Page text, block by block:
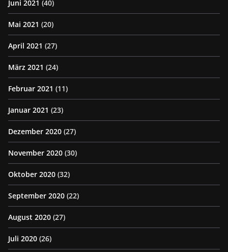
Juni 2021 (40)
Mai 2021 (20)
April 2021 (27)
März 2021 (24)
Februar 2021 (11)
Januar 2021 (23)
Dezember 2020 (27)
November 2020 (30)
Oktober 2020 (32)
September 2020 (22)
August 2020 (27)
Juli 2020 (26)